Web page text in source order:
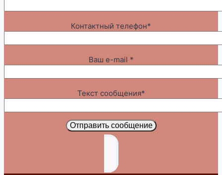
Контактный телефон*
Ваш e-mail *
Текст сообщения*
Отправить сообщение